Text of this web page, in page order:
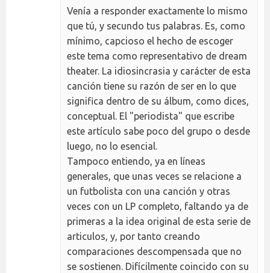
Venía a responder exactamente lo mismo
que tú, y secundo tus palabras. Es, como
mínimo, capcioso el hecho de escoger
este tema como representativo de dream
theater. La idiosincrasia y carácter de esta
canción tiene su razón de ser en lo que
significa dentro de su álbum, como dices,
conceptual. El "periodista" que escribe
este artículo sabe poco del grupo o desde
luego, no lo esencial.
Tampoco entiendo, ya en líneas
generales, que unas veces se relacione a
un futbolista con una canción y otras
veces con un LP completo, faltando ya de
primeras a la idea original de esta serie de
articulos, y, por tanto creando
comparaciones descompensada que no
se sostienen. Difícilmente coincido con su